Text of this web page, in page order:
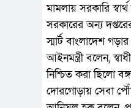
মামলায় সরকারি
সরকারের অন্য
স্মার্ট বাংলাদেশ
আইনমন্ত্রী বলেন,
নিশ্চিত করা ছিলো
দোরগোড়ায় সেবা